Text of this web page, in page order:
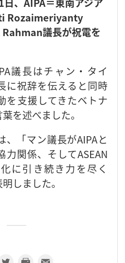
Rozaimeriyanty
議長が祝電を
議長はチャン・タイ
に祝辞を伝えると同時
を支援してきたベトナ
を述べました。
、「マン議長がAIPAと
力関係、そしてASEAN
に引き続き力を尽く
しました。